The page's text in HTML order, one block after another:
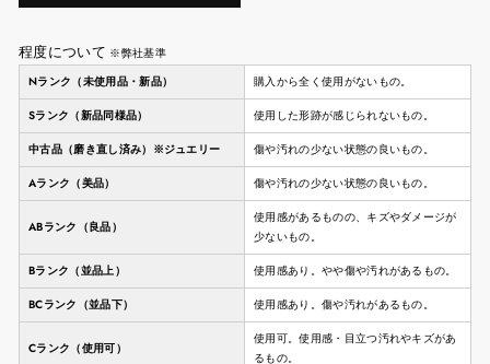
程度について ※弊社基準
Nランク（未使用品・新品）
購入から全く使用がないもの。
Sランク（新品同様品） 使用した形跡が感じられないもの。
中古品（磨き直し済み）※ジュエリー 傷や汚れの少ない状態の良いもの。
Aランク（美品） 傷や汚れの少ない状態の良いもの。
ABランク（良品）
使用感があるものの、キズやダメージが
少ないもの。
Bランク（並品上） 使用感あり。やや傷や汚れがあるもの。
BCランク（並品下） 使用感あり。傷や汚れがあるもの。
Cランク（使用可）
使用可。使用感・目立つ汚れやキズがあ
るもの。